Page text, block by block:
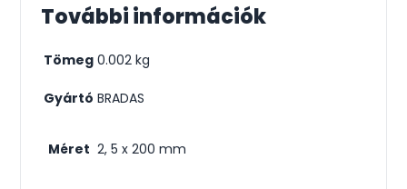
További információk
Tömeg 0.002 kg
Gyártó BRADAS
Méret 2, 5 x 200 mm